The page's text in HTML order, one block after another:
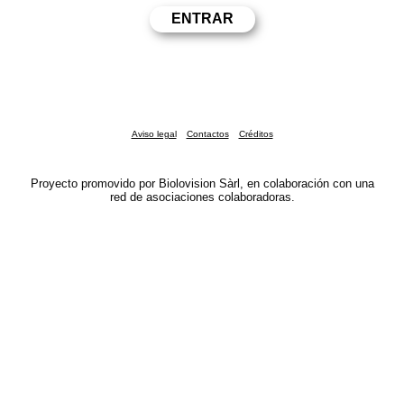
Aviso legal Contactos Créditos
Proyecto promovido por Biolovision Sàrl, en colaboración con una
red de asociaciones colaboradoras.